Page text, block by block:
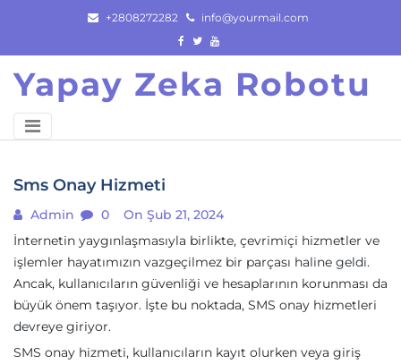
content
+2808272282 info@yourmail.com
Yapay Zeka Robotu
Sms Onay Hizmeti
Admin 0
On Şub 21, 2024
İnternetin yaygınlaşmasıyla birlikte, çevrimiçi hizmetler ve
işlemler hayatımızın vazgeçilmez bir parçası haline geldi.
Ancak, kullanıcıların güvenliği ve hesaplarının korunması da
büyük önem taşıyor. İşte bu noktada, SMS onay hizmetleri
devreye giriyor.
SMS onay hizmeti, kullanıcıların kayıt olurken veya giriş